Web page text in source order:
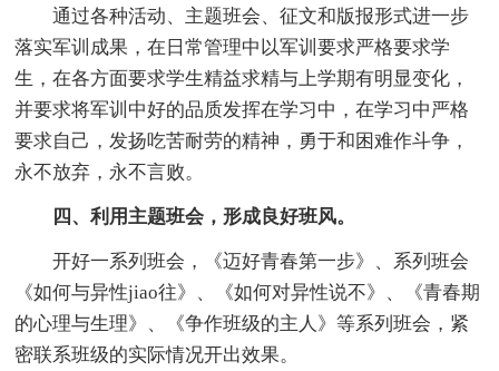
通过各种活动、主题班会、征文和版报形式进一步
落实军训成果，在日常管理中以军训要求严格要求学
生，在各方面要求学生精益求精与上学期有明显变化，
并要求将军训中好的品质发挥在学习中，在学习中严格
要求自己，发扬吃苦耐劳的精神，勇于和困难作斗争，
永不放弃，永不言败。
四、利用主题班会，形成良好班风。
开好一系列班会，《迈好青春第一步》、系列班会
《如何与异性jiao往》、《如何对异性说不》、《青春期
的心理与生理》、《争作班级的主人》等系列班会，紧
密联系班级的实际情况开出效果。